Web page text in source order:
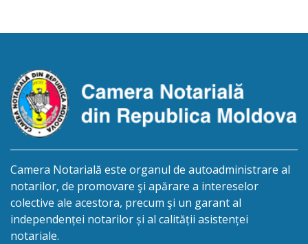
2006027069198, decedat la „20” ianuarie 2026 .
planificată în prealabil pentru data […]
Camera Notarială este organul de autoadministrare al
notarilor, de promovare şi apărare a intereselor
colective ale acestora, precum şi un garant al
independenței notarilor și al calității asistenței
notariale.